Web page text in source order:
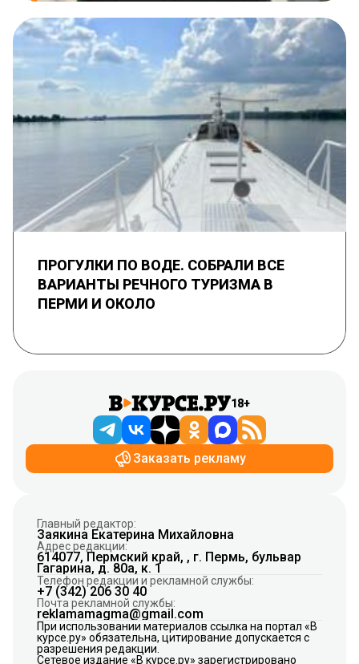
ПРОГУЛКИ ПО ВОДЕ. СОБРАЛИ ВСЕ
ВАРИАНТЫ РЕЧНОГО ТУРИЗМА В
ПЕРМИ И ОКОЛО
18+
Заказать рекламу
Главный редактор:
Заякина Екатерина Михайловна
Адрес редакции:
614077, Пермский край, , г. Пермь, бульвар
Гагарина, д. 80а, к. 1
Телефон редакции и рекламной службы:
+7 (342) 206 30 40
Почта рекламной службы:
reklamamagma@gmail.com
При использовании материалов ссылка на портал «В
курсе.ру» обязательна, цитирование допускается с
разрешения редакции.
Сетевое издание «В курсе.ру» зарегистрировано